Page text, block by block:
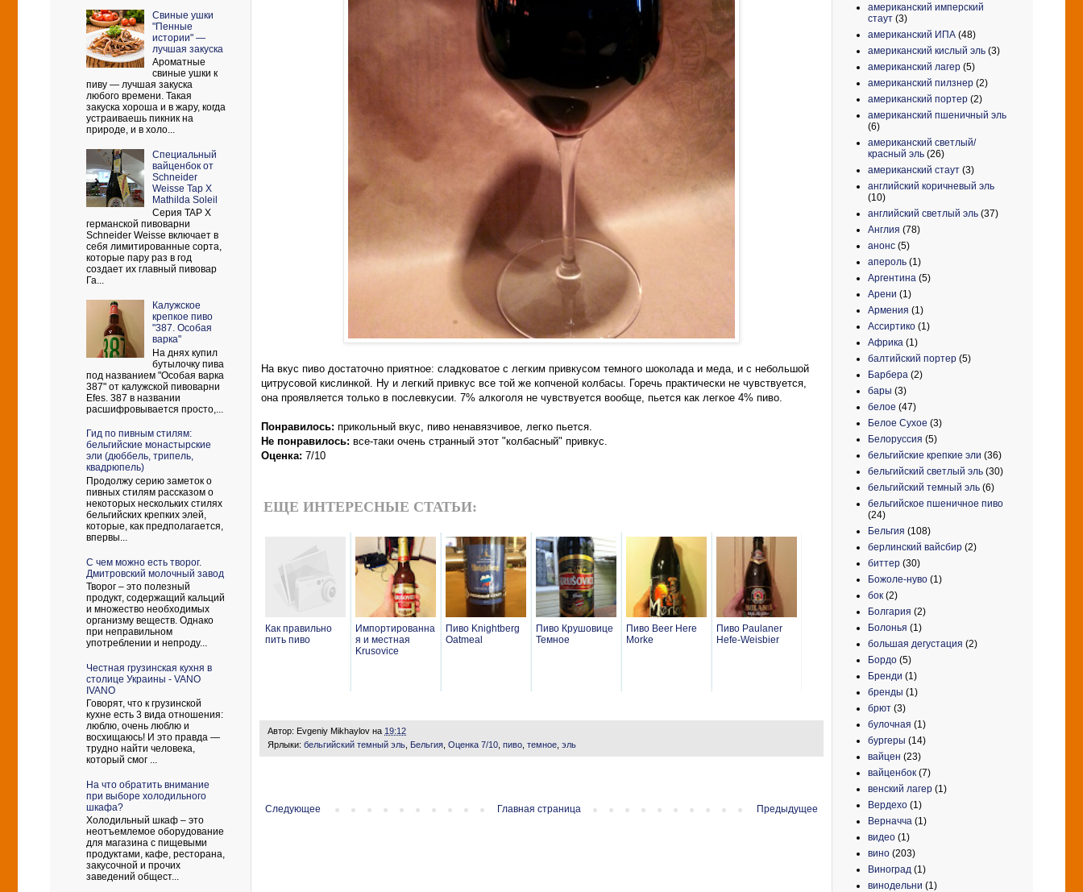
На вкус пиво достаточно приятное: сладковатое с легким привкусом темного шоколада и меда, и с небольшой
цитрусовой кислинкой. Ну и легкий привкус все той же копченой колбасы. Горечь практически не чувствуется,
она проявляется только в послевкусии. 7% алкоголя не чувствуется вообще, пьется как легкое 4% пиво.
Понравилось: прикольный вкус, пиво ненавязчивое, легко пьется.
Не понравилось: все-таки очень странный этот "колбасный" привкус.
Оценка: 7/10
ЕЩЕ ИНТЕРЕСНЫЕ СТАТЬИ:
Как правильно
пить пиво
Импортированна
я и местная
Krusovice
Пиво Knightberg
Oatmeal
Пиво Крушовице
Темное
Пиво Beer Here
Morke
Пиво Paulaner
Hefe-Weisbier
Автор: Evgeniy Mikhaylov на 19:12
Ярлыки: бельгийский темный эль Бельгия Оценка 7/10 пиво темное эль
Следующее Предыдущее
Главная страница
Свиные ушки
"Пенные
истории" —
лучшая закуска
Ароматные
свиные ушки к
пиву — лучшая закуска
любого времени. Такая
закуска хороша и в жару, когда
устраиваешь пикник на
природе, и в холо...
Cпециальный
вайценбок от
Schneider
Weisse Tap X
Mathilda Soleil
Серия TAP X
германской пивоварни
Schneider Weisse включает в
себя лимитированные сорта,
которые пару раз в год
создает их главный пивовар
Га...
Калужское
крепкое пиво
"387. Особая
варка"
На днях купил
бутылочку пива
под названием "Особая варка
387" от калужской пивоварни
Efes. 387 в названии
расшифровывается просто,...
Гид по пивным стилям:
бельгийские монастырские
эли (дюббель, трипель,
квадрюпель)
Продолжу серию заметок о
пивных стилям рассказом о
некоторых нескольких стилях
бельгийских крепких элей,
которые, как предполагается,
впервы...
С чем можно есть творог.
Дмитровский молочный завод
Творог – это полезный
продукт, содержащий кальций
и множество необходимых
организму веществ. Однако
при неправильном
употреблении и непроду...
Честная грузинская кухня в
столице Украины - VANO
IVANO
Говорят, что к грузинской
кухне есть 3 вида отношения:
люблю, очень люблю и
восхищаюсь! И это правда —
трудно найти человека,
который смог ...
На что обратить внимание
при выборе холодильного
шкафа?
Холодильный шкаф – это
неотъемлемое оборудование
для магазина с пищевыми
продуктами, кафе, ресторана,
закусочной и прочих
заведений общест...
американский имперский
стаут (3)
американский ИПА (48)
американский кислый эль (3)
американский лагер (5)
американский пилзнер (2)
американский портер (2)
американский пшеничный эль
(6)
американский светлый/
красный эль (26)
американский стаут (3)
английский коричневый эль
(10)
английский светлый эль (37)
Англия (78)
анонс (5)
апероль (1)
Аргентина (5)
Арени (1)
Армения (1)
Ассиртико (1)
Африка (1)
балтийский портер (5)
Барбера (2)
бары (3)
белое (47)
Белое Сухое (3)
Белоруссия (5)
бельгийские крепкие эли (36)
бельгийский светлый эль (30)
бельгийский темный эль (6)
бельгийское пшеничное пиво
(24)
Бельгия (108)
берлинский вайсбир (2)
биттер (30)
Божоле-нуво (1)
бок (2)
Болгария (2)
Болонья (1)
большая дегустация (2)
Бордо (5)
Бренди (1)
бренды (1)
брют (3)
булочная (1)
бургеры (14)
вайцен (23)
вайценбок (7)
венский лагер (1)
Вердехо (1)
Верначча (1)
видео (1)
вино (203)
Виноград (1)
винодельни (1)